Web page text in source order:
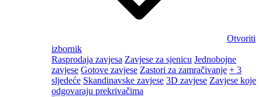
Otvoriti
izbornik
Rasprodaja zavjesa Zavjese za sjenicu Jednobojne
zavjese Gotove zavjese Zastori za zamračivanje + 3
sljedeće Skandinavske zavjese 3D zavjese Zavjese koje
odgovaraju prekrivačima